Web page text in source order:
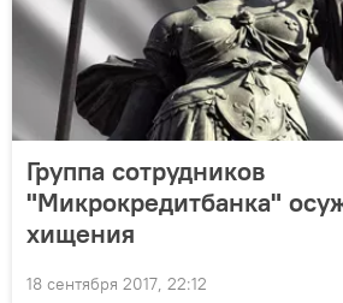
Группа сотрудников
"Микрокредитбанка"
хищения
18 сентября 2017, 22:12